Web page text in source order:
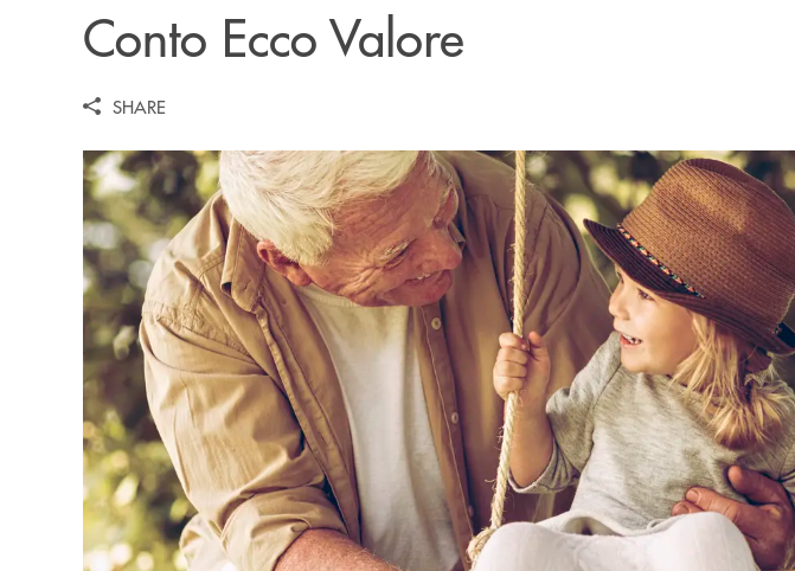
Conto Ecco Valore
SHARE